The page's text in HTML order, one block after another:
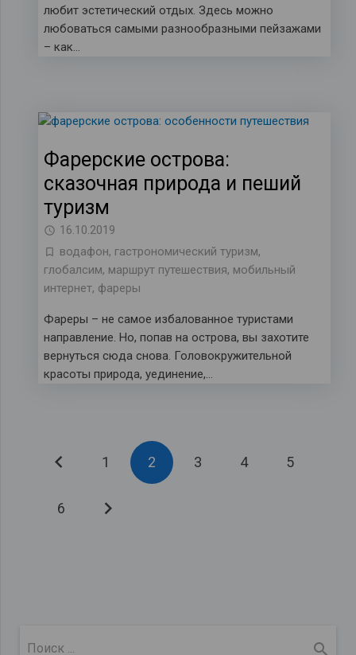
любит эстетический отдых. Здесь можно
любоваться самыми разнообразными пейзажами
– как…
Фарерские острова:
сказочная природа и пеший
туризм
16.10.2019
водафон, гастрономический туризм,
глобалсим, маршрут путешествия, мобильный
интернет, фареры
Фареры – не самое избалованное туристами
направление. Но, попав на острова, вы захотите
вернуться сюда снова. Головокружительной
красоты природа, уединение,…
1 2 3 4 5
6